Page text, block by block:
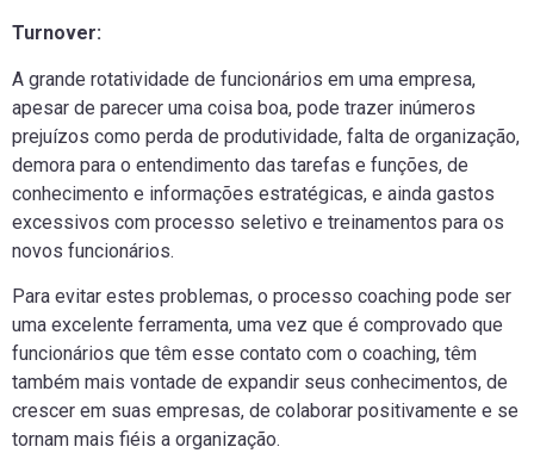
Turnover:
A grande rotatividade de funcionários em uma empresa,
apesar de parecer uma coisa boa, pode trazer inúmeros
prejuízos como perda de produtividade, falta de organização,
demora para o entendimento das tarefas e funções, de
conhecimento e informações estratégicas, e ainda gastos
excessivos com processo seletivo e treinamentos para os
novos funcionários.
Para evitar estes problemas, o processo coaching pode ser
uma excelente ferramenta, uma vez que é comprovado que
funcionários que têm esse contato com o coaching, têm
também mais vontade de expandir seus conhecimentos, de
crescer em suas empresas, de colaborar positivamente e se
tornam mais fiéis a organização.